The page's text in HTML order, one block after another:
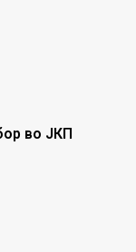
во ЈКП